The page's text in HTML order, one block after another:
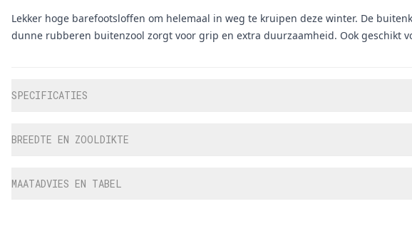
Lekker hoge barefootsloffen om helemaal in weg te kruipen deze winter. De
dunne rubberen buitenzool zorgt voor grip en extra duurzaamheid. Ook geschikt
SPECIFICATIES
BREEDTE EN ZOOLDIKTE
MAATADVIES EN TABEL